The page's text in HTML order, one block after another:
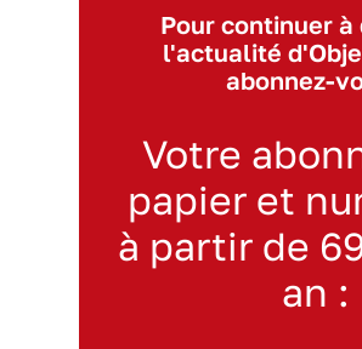
Pour continuer
l'actualité
abonnez-
Votre
papier et
à partir de
an :